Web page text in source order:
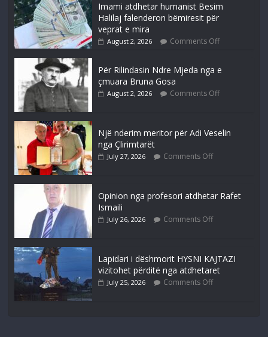
Imami atdhetar humanist Besim
Halilaj falenderon bëmiresit për
veprat e mira
August 2, 2026 Comments Off
Për Rilindasin Ndre Mjeda nga e
çmuara Bruna Gosa
August 2, 2026 Comments Off
Një nderim meritor për Adi Veselin
nga Çlirimtarët
July 27, 2026 Comments Off
Opinion nga profesori atdhetar Rafet
Ismaili
July 26, 2026 Comments Off
Lapidari i dëshmorit HYSNI KAJTAZI
vizitohet përditë nga atdhetaret
July 25, 2026 Comments Off